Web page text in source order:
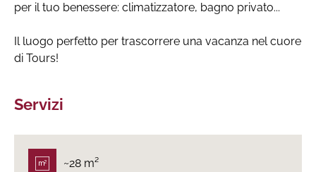
per il tuo benessere: climatizzatore, bagno privato...
Il luogo perfetto per trascorrere una vacanza nel cuore
di Tours!
Servizi
~28 m²